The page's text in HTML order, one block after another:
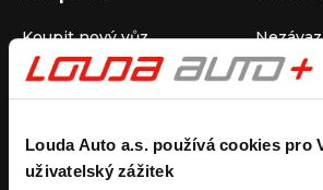
Louda Auto a.s. používá cookies pro
uživatelský zážitek
Koupit nový vůz
Koupit ojetý vůz
Koupit užitkový vůz
Průběh
Pronájem
Carsharing